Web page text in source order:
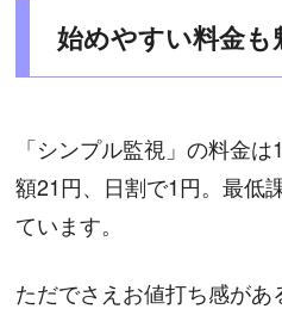
始めやすい料金も
「シンプル監視」の料金
額21円、日割で1円。最低
ています。
ただでさえお値打ち感が